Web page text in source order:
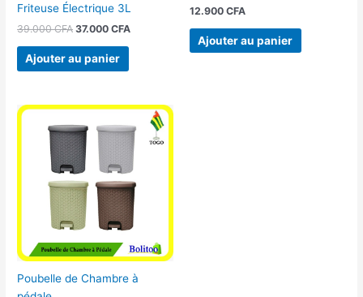
Friteuse Électrique 3L
39.000CFA 37.000CFA
Ajouter au panier
12.900 CFA
Ajouter au panier
Poubelle de Chambre à